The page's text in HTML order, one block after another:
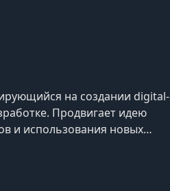
на создании digital-
Продвигает идею
и использования новых
подходе, креативности и